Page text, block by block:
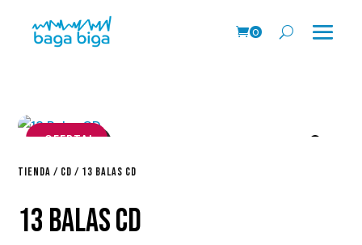
0
¡OFERTA!
TIENDA / CD / 13 BALAS CD
13 BALAS CD